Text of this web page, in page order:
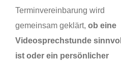
Terminvereinbarung wird
gemeinsam geklärt, ob eine
Videosprechstunde sinnvoll
ist oder ein persönlicher